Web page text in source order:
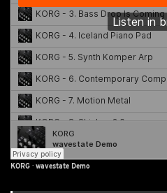
KORG · wavestate Demo